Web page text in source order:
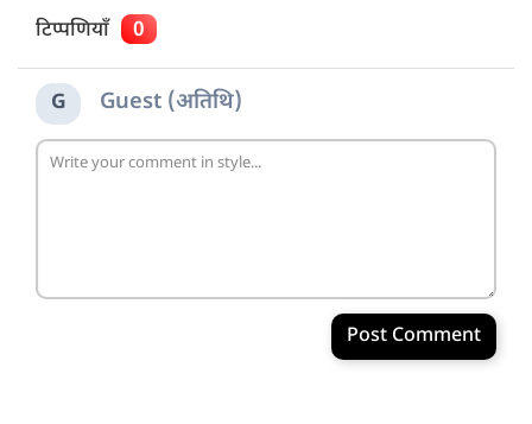
टिप्पणियाँ 0
G Guest (अतिथि)
Post Comment